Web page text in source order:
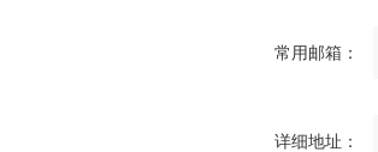
常用邮箱：
详细地址：